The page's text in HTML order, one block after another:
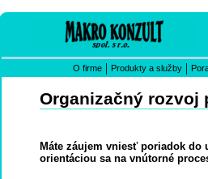
O firme | Produkty a služby |
Organizačný rozvoj
Máte záujem vniesť poriadok
orientáciou sa na vnútorné